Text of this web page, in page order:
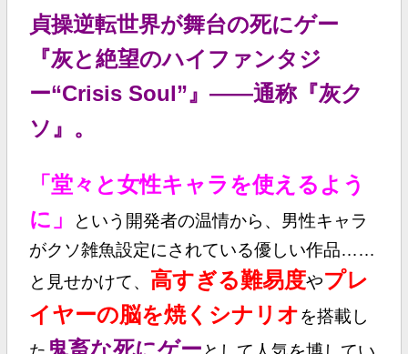
貞操逆転世界が舞台の死にゲー
『灰と絶望のハイファンタジ
ー“Crisis Soul”』――通称『灰ク
ソ』。
「堂々と女性キャラを使えるよう
に」
という開発者の温情から、男性キャラ
がクソ雑魚設定にされている優しい作品……
と見せかけて、 高すぎる難易度やプレ
イヤーの脳を焼くシナリオを搭載し
鬼畜な死にゲー